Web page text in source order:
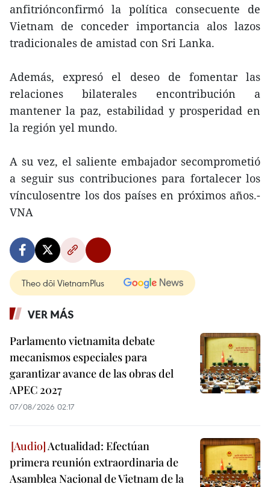
anfitriónconfirmó la política consecuente de
Vietnam de conceder importancia alos lazos
tradicionales de amistad con Sri Lanka.
Además, expresó el deseo de fomentar las
relaciones bilaterales encontribución a
mantener la paz, estabilidad y prosperidad en
la región yel mundo.
A su vez, el saliente embajador secomprometió
a seguir sus contribuciones para fortalecer los
vínculosentre los dos países en próximos años.-
VNA
Theo dõi VietnamPlus
VER MÁS
Parlamento vietnamita debate
mecanismos especiales para
garantizar avance de las obras del
APEC 2027
07/08/2026 02:17
Actualidad: Efectúan
primera reunión extraordinaria de
Asamblea Nacional de Vietnam de la